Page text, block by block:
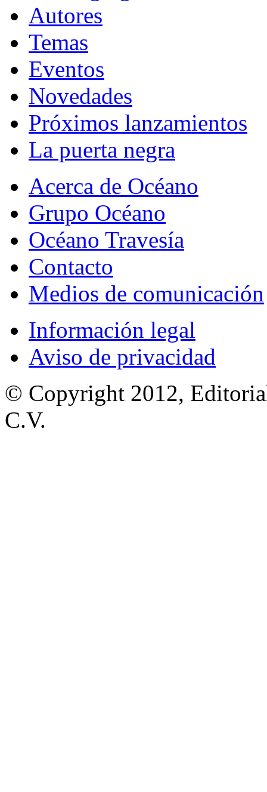
Autores
Temas
Eventos
Novedades
Próximos lanzamientos
La puerta negra
Acerca de Océano
Grupo Océano
Océano Travesía
Contacto
Medios de comunicación
Información legal
Aviso de privacidad
© Copyright 2012,
C.V.